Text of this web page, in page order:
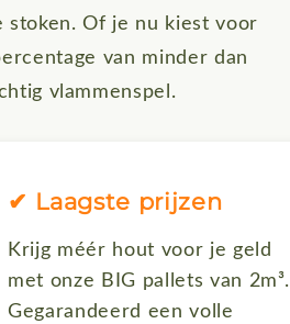
stoken. Of je nu kiest voor
van minder dan
vlammenspel.
✔ Laagste prijzen
Krijg méér hout voor je geld
met onze BIG pallets van 2m³.
Gegarandeerd een volle